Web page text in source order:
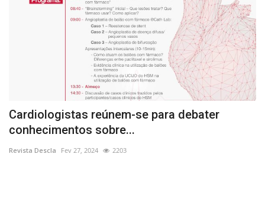
Cardiologistas reúnem-se para debater
conhecimentos sobre...
Revista Descla Fev 27, 2024 2203